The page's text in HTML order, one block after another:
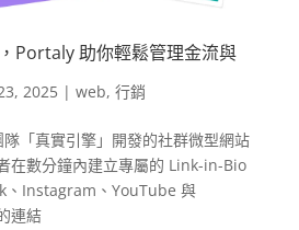
Portaly 助你輕鬆管理金流與
2025| web, 行銷
「真實引擎」開發的社群微型網站
在數分鐘內建立專屬的 Link-in-Bio
、Instagram、YouTube 與
連結